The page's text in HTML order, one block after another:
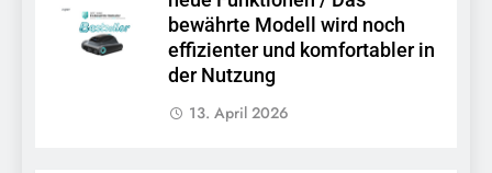
bewährte Modell wird noch
effizienter und komfortabler in
der Nutzung
13. April 2026